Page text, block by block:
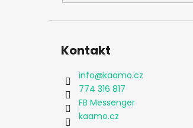
Kontakt
info@kaamo.cz
774 316 817
FB Messenger
kaamo.cz